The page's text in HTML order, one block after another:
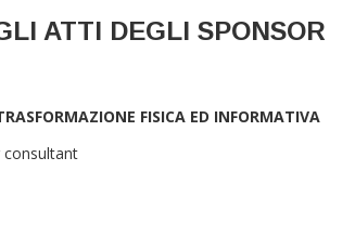
ATTI DEGLI SPONSOR
FISICA ED INFORMATIVA
consultant